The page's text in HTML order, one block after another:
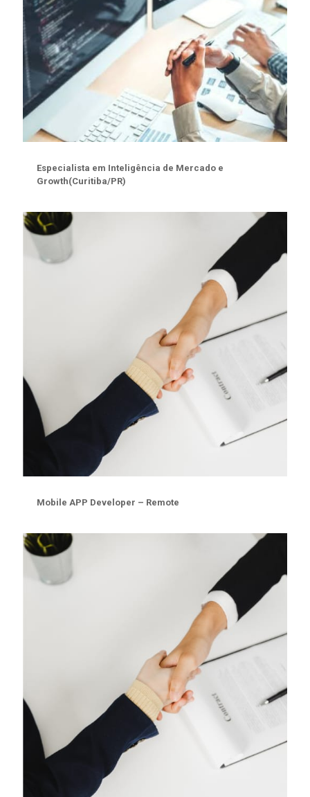
Especialista em Inteligência de Mercado e
Growth(Curitiba/PR)
Mobile APP Developer – Remote